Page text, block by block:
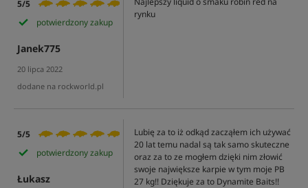
5/5
potwierdzony zakup
Janek775
20 lipca 2022
dodane na rockworld.pl
rynku
5/5
potwierdzony zakup
Łukasz
Lubię za to iż odkąd zacząłem ich używać
20 lat temu nadal są tak samo skuteczne
oraz za to ze mogłem dzięki nim złowić
swoje największe karpie w tym moje PB
27 kg!! Dziękuje za to Dynamite Baits!!